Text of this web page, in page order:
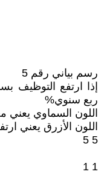
رسم بياني رقم 5
إذا ارتفع التوظيف
ربع سنوي%
اللون السماوي يعني
اللون الأزرق يعني
5 5
1 1